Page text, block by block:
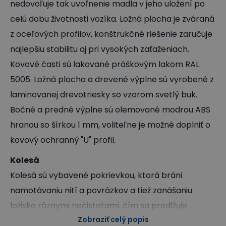
nedovoľuje tak uvoľnenie madla v jeho uložení po
celú dobu životnosti vozíka. Ložná plocha je zváraná
z oceľových profilov, konštrukčné riešenie zaručuje
najlepšiu stabilitu aj pri vysokých zaťaženiach.
Kovové časti sú lakované práškovým lakom RAL
5005. Ložná plocha a drevené výplne sú vyrobené z
laminovanej drevotriesky so vzorom svetlý buk.
Bočné a predné výplne sú olemované modrou ABS
hranou so šírkou 1 mm, voliteľne je možné doplniť o
kovový ochranný "U" profil.
Kolesá
Kolesá sú vybavené pokrievkou, ktorá bráni
namotávaniu nití a povrázkov a tiež zanášaniu
ložiska rôznymi nečistotami, čím sa predlžuje
životnosť kolies. Kolesá sú uložené na oceľových
Zobraziť celý popis